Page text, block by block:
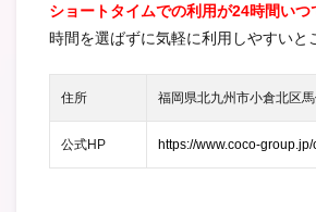
ショートタイムでの利用が24時間いつ
時間を選ばずに気軽に利用しやすいと
住所 福岡県北九州市小倉北区
公式HP https://www.coco-